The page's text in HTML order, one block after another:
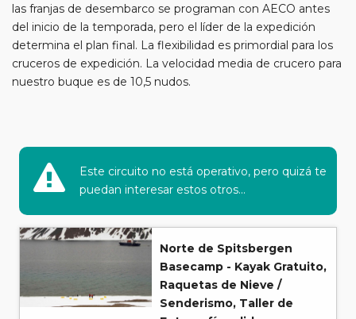
las franjas de desembarco se programan con AECO antes
del inicio de la temporada, pero el líder de la expedición
determina el plan final. La flexibilidad es primordial para los
cruceros de expedición. La velocidad media de crucero para
nuestro buque es de 10,5 nudos.
Este circuito no está operativo, pero quizá te
puedan interesar estos otros...
Norte de Spitsbergen
Basecamp - Kayak Gratuito,
Raquetas de Nieve /
Senderismo, Taller de